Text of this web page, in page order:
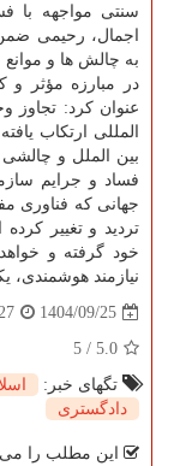
سنتی مواجهه با
اجمال، رحیمی
به چالش ها و موانع
در مبارزه مؤثر و
عنوان کرد: تجاوز
المللی ارتکاب
بین الملل و چالشی
فساد و جرایم
جهانی که فناوری
تردید و تغییر
خود گرفته و
نیازمند هوشمندی،
1404/09/25
5.0
/
5
تگهای خبر:
دادگستری
این مطلب را می